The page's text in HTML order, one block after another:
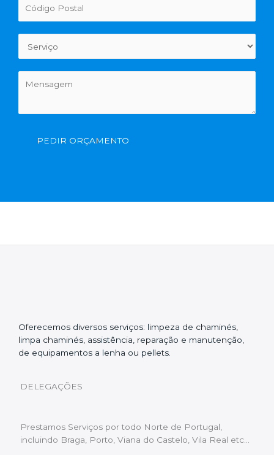
PEDIR ORÇAMENTO
Oferecemos diversos serviços: limpeza de chaminés,
limpa chaminés, assistência, reparação e manutenção,
de equipamentos a lenha ou pellets.
DELEGAÇÕES
Prestamos Serviços por todo Norte de Portugal,
incluindo Braga, Porto, Viana do Castelo, Vila Real etc…